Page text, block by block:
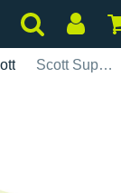
Scott Supertrac Speed RC Herren